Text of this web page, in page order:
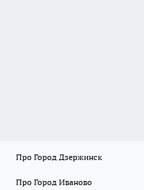
Про Город Дзержинск
Про Город Иваново